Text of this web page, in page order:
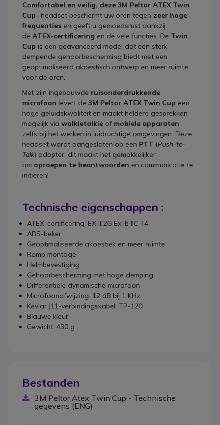
Comfortabel en veilig, deze 3M Peltor ATEX Twin
Cup- headset beschermt uw oren tegen zeer hoge
frequenties en geeft u gemoedsrust dankzij
de ATEX-certificering en de vele functies. De Twin
Cup is een geavanceerd model dat een sterk
dempende gehoorbescherming biedt met een
geoptimaliseerd akoestisch ontwerp en meer ruimte
voor de oren.
Met zijn ingebouwde ruisonderdrukkende
microfoon levert de 3M Peltor ATEX Twin Cup een
hoge geluidskwaliteit en maakt heldere gesprekken
mogelijk via walkietalkie of mobiele apparaten ,
zelfs bij het werken in luidruchtige omgevingen. Deze
headset wordt aangesloten op een PTT (Push-to-
Talk) adapter: dit maakt het gemakkelijker
om oproepen te beantwoorden en communicatie te
initiëren!
Technische eigenschappen :
ATEX-certificering: EX II 2G Ex ib IIC T4
ABS-beker
Geoptimaliseerde akoestiek en meer ruimte
Romp montage
Helmbevestiging
Gehoorbescherming met hoge demping
Differentiële dynamische microfoon
Microfoonafwijzing: 12 dB bij 1 KHz
Kevlar J11-verbindingskabel, TP-120
Blauwe kleur
Gewicht: 430 g
Bestanden
3M Peltor Atex Twin Cup - Technische
gegevens (ENG)